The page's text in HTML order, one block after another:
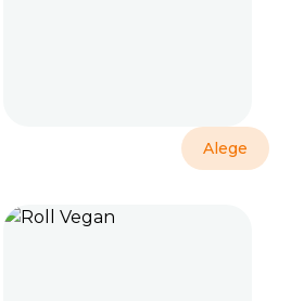
Alege